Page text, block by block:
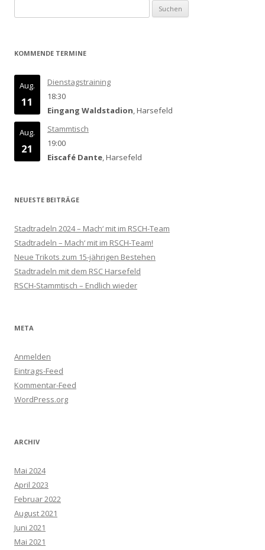
nach:
KOMMENDE TERMINE
Aug.
11
Dienstagstraining
18:30
Eingang Waldstadion, Harsefeld
Aug.
21
Stammtisch
19:00
Eiscafé Dante, Harsefeld
NEUESTE BEITRÄGE
Stadtradeln 2024 – Mach‘ mit im RSCH-Team
Stadtradeln – Mach‘ mit im RSCH-Team!
Neue Trikots zum 15-jährigen Bestehen
Stadtradeln mit dem RSC Harsefeld
RSCH-Stammtisch – Endlich wieder
META
Anmelden
Eintrags-Feed
Kommentar-Feed
WordPress.org
ARCHIV
Mai 2024
April 2023
Februar 2022
August 2021
Juni 2021
Mai 2021